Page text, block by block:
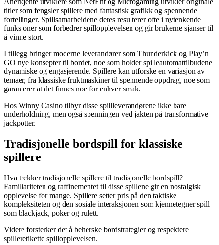
Anerkjente utviklere som NetEnt og Microgaming utvikler originale
titler som fengsler spillere med fantastisk grafikk og spennende
fortellinger. Spillsamarbeidene deres resulterer ofte i nytenkende
funksjoner som forbedrer spillopplevelsen og gir brukerne sjanser til
å vinne stort.
I tillegg bringer moderne leverandører som Thunderkick og Play’n
GO nye konsepter til bordet, noe som holder spilleautomattilbudene
dynamiske og engasjerende. Spillere kan utforske en variasjon av
temaer, fra klassiske fruktmaskiner til spennende oppdrag, noe som
garanterer at det finnes noe for enhver smak.
Hos Winny Casino tilbyr disse spillleverandørene ikke bare
underholdning, men også spenningen ved jakten på transformative
jackpotter.
Tradisjonelle bordspill for klassiske
spillere
Hva trekker tradisjonelle spillere til tradisjonelle bordspill?
Familiariteten og raffinementet til disse spillene gir en nostalgisk
opplevelse for mange. Spillere setter pris på den taktiske
kompleksiteten og den sosiale interaksjonen som kjennetegner spill
som blackjack, poker og rulett.
Videre forsterker det å beherske bordstrategier og respektere
spilleretikette spillopplevelsen.